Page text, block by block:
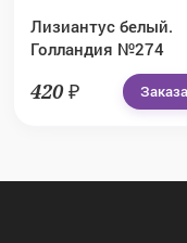
Лизиантус белый.
Голландия №274
420 ₽